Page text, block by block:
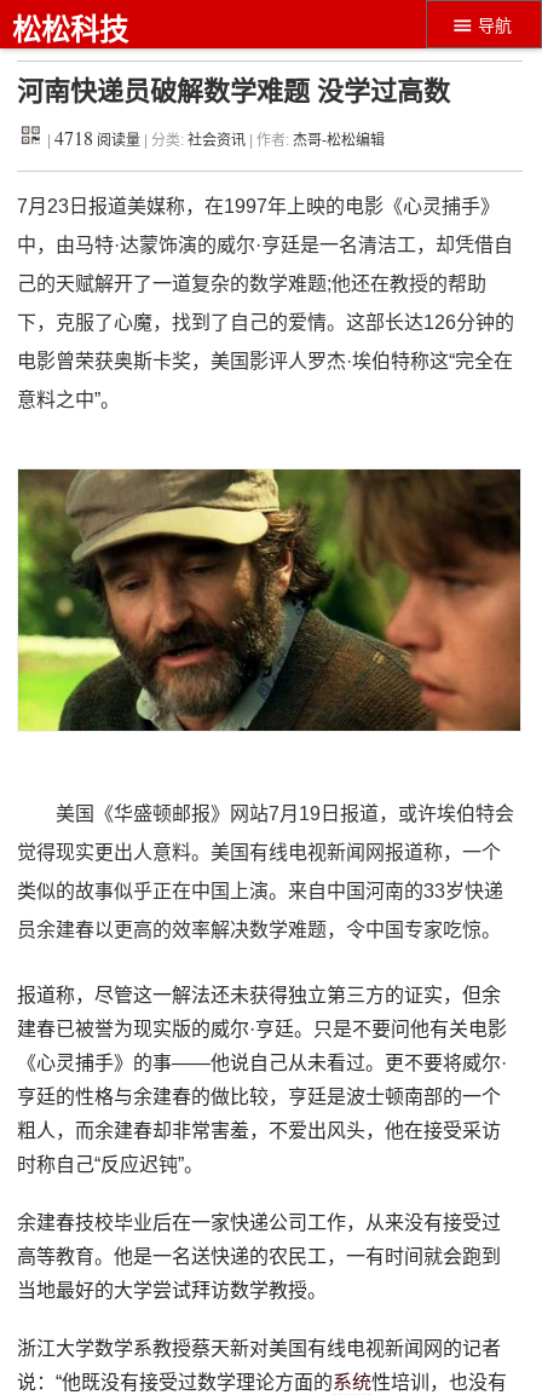
导航
松松科技
河南快递员破解数学难题 没学过高数
|4718 阅读量 | 分类:社会资讯 | 作者:杰哥-松松编辑
7月23日报道美媒称，在1997年上映的电影《心灵捕手》
中，由马特·达蒙饰演的威尔·亨廷是一名清洁工，却凭借自
己的天赋解开了一道复杂的数学难题;他还在教授的帮助
下，克服了心魔，找到了自己的爱情。这部长达126分钟的
电影曾荣获奥斯卡奖，美国影评人罗杰·埃伯特称这“完全在
意料之中”。
美国《华盛顿邮报》网站7月19日报道，或许埃伯特会
觉得现实更出人意料。美国有线电视新闻网报道称，一个
类似的故事似乎正在中国上演。来自中国河南的33岁快递
员余建春以更高的效率解决数学难题，令中国专家吃惊。
报道称，尽管这一解法还未获得独立第三方的证实，但余
建春已被誉为现实版的威尔·亨廷。只是不要问他有关电影
《心灵捕手》的事——他说自己从未看过。更不要将威尔·
亨廷的性格与余建春的做比较，亨廷是波士顿南部的一个
粗人，而余建春却非常害羞，不爱出风头，他在接受采访
时称自己“反应迟钝”。
余建春技校毕业后在一家快递公司工作，从来没有接受过
高等教育。他是一名送快递的农民工，一有时间就会跑到
当地最好的大学尝试拜访数学教授。
浙江大学数学系教授蔡天新对美国有线电视新闻网的记者
说：“他既没有接受过数学理论方面的系统性培训，也没有